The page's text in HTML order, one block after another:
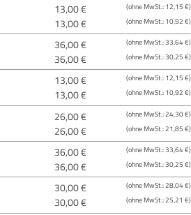
13,00 € (ohne MwSt.: 12,15 €)
13,00 € (ohne MwSt.: 10,92 €)
36,00 € (ohne MwSt.: 33,64 €)
36,00 € (ohne MwSt.: 30,25 €)
13,00 € (ohne MwSt.: 12,15 €)
13,00 € (ohne MwSt.: 10,92 €)
26,00 € (ohne MwSt.: 24,30 €)
26,00 € (ohne MwSt.: 21,85 €)
36,00 € (ohne MwSt.: 33,64 €)
36,00 € (ohne MwSt.: 30,25 €)
30,00 € (ohne MwSt.: 28,04 €)
30,00 € (ohne MwSt.: 25,21 €)